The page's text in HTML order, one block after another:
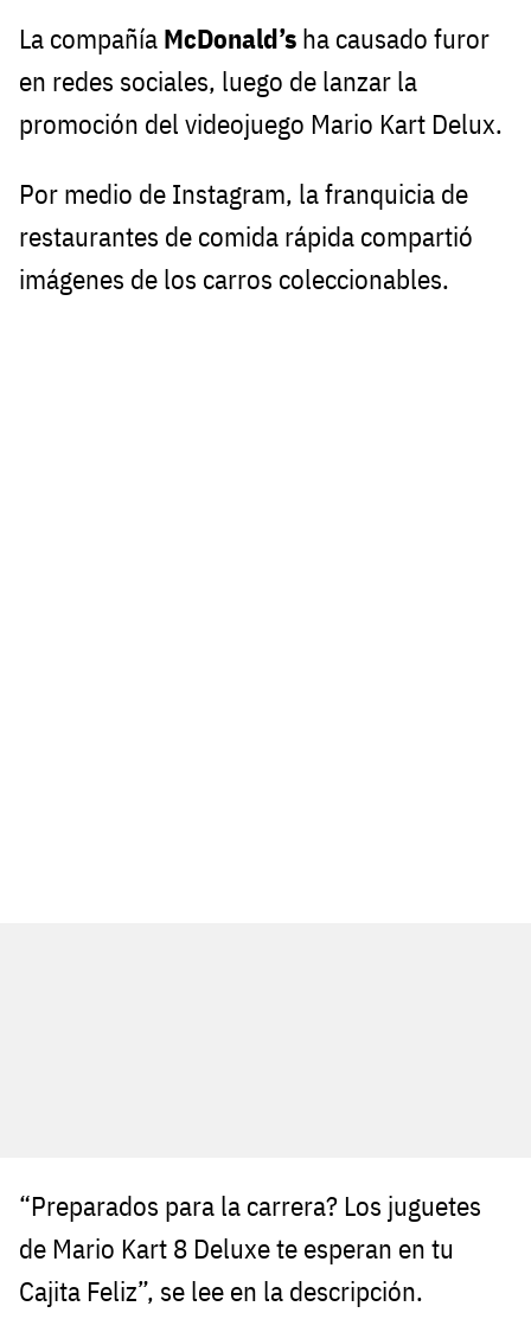
La compañía McDonald’s ha causado furor
en redes sociales, luego de lanzar la
promoción del videojuego Mario Kart Delux.
Por medio de Instagram, la franquicia de
restaurantes de comida rápida compartió
imágenes de los carros coleccionables.
“Preparados para la carrera? Los juguetes
de Mario Kart 8 Deluxe te esperan en tu
Cajita Feliz”, se lee en la descripción.